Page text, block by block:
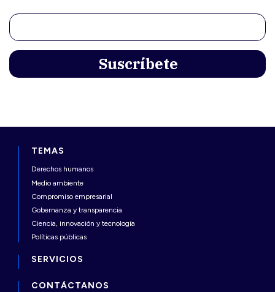
TEMAS
Derechos humanos
Medio ambiente
Compromiso empresarial
Gobernanza y transparencia
Ciencia, innovación y tecnología
Políticas públicas
SERVICIOS
CONTÁCTANOS